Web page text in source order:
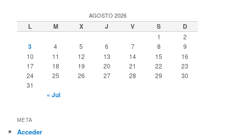
AGOSTO 2026
L M X J V S D
1 2
3 4 5 6 7 8
9
10
11 12 13 14 15
16
17
18 19 20 21 22
23
24
25 26 27 28 29
30
31
« Jul
META
Acceder